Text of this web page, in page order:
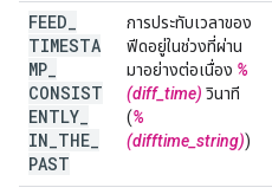
FEED
TIMESTA
MP
CONSIST
ENTLY
IN THE
PAST
การประทับเวลาของ
ฟีดอยู่ในช่วงที่ผ่าน
มาอย่างต่อเนื่อง %
(diff_time) วินาที
(%
(difftime_string))